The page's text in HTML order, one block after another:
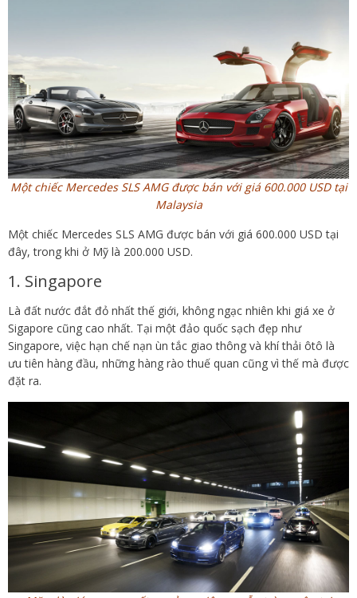
Một chiếc Mercedes SLS AMG được bán với giá 600.000 USD tại
Malaysia
Một chiếc Mercedes SLS AMG được bán với giá 600.000 USD tại
đây, trong khi ở Mỹ là 200.000 USD.
1. Singapore
Là đất nước đắt đỏ nhất thế giới, không ngạc nhiên khi giá xe ở
Sigapore cũng cao nhất. Tại một đảo quốc sạch đẹp như
Singapore, việc hạn chế nạn ùn tắc giao thông và khí thải ôtô là
ưu tiên hàng đầu, những hàng rào thuế quan cũng vì thế mà được
đặt ra.